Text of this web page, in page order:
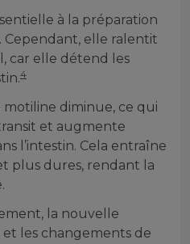
à la préparation
Cependant, elle ralentit
car elle détend les
4
diminue, ce qui
et augmente
l’intestin. Cela entraîne
plus dures, rendant la
la nouvelle
les changements de